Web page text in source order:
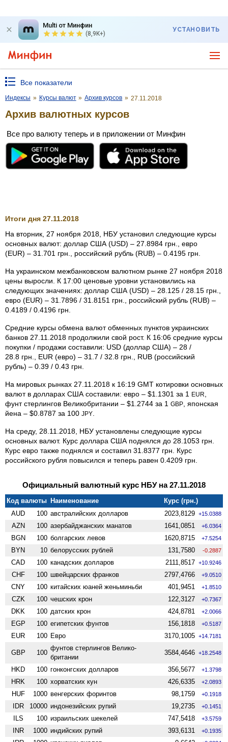
Multi от Минфин
(8,9K+)
УСТАНОВИТЬ
Все показатели
Индексы » Курсы валют » Архив курсов » 27.11.2018
Архив валютных курсов
Все про валюту теперь и в приложении от Минфин
Итоги дня 27.11.2018
На вторник, 27 ноября 2018, НБУ установил следующие курсы
основных валют: доллар США (USD) – 27.8984 грн., евро
(EUR) – 31.701 грн., российский рубль (RUB) – 0.4195 грн.
На украинском межбанковском валютном рынке 27 ноября 2018
цены выросли. К 17:00 ценовые уровни установились на
следующих значениях: доллар США (USD) – 28.125 / 28.15 грн.,
евро (EUR) – 31.7896 / 31.8151 грн., российский рубль (RUB) –
0.4189 / 0.4196 грн.
Средние курсы обмена валют обменных пунктов украинских
банков 27.11.2018 продолжили свой рост. К 16:06 средние курсы
покупки / продажи составили: USD (доллар США) – 28 /
28.8 грн., EUR (евро) – 31.7 / 32.8 грн., RUB (российский
рубль) – 0.39 / 0.43 грн.
На мировых рынках 27.11.2018 к 16:19 GMT котировки основных
валют в долларах США составили: евро – $1.1301 за 1 EUR
фунт стерлингов Великобритании – $1.2744 за 1 GBP , японская
йена – $0.8787 за 100 JPY
На среду, 28.11.2018, НБУ установлены следующие курсы
основных валют. Курс доллара США поднялся до 28.1053 грн.
Курс евро также поднялся и составил 31.8377 грн. Курс
российского рубля повысился и теперь равен 0.4209 грн.
Официальный валютный курс НБУ на 27.11.2018
Код валюты Наименование
Курс (грн.)
AUD
100 австралийских долларов 2023,8129 +15.0388
AZN 100 азербайджанских манатов 1641,0851 +6.0364
BGN 100 болгарских левов 1620,8715 +7.5254
BYN 10 белорусских рублей 131,7580 -0.2887
CAD 100 канадских долларов 2111,8517 +10.9246
CHF 100 швейцарских франков 2797,4766 +9.0510
CNY 100 китайских юаней женьминьби 401,9451 +1.8510
CZK 100 чешских крон 122,3127 +0.7367
DKK 100 датских крон 424,8781 +2.0066
EGP 100 египетских фунтов 156,1818 +0.5187
EUR 100 Евро 3170,1005 +14.7181
GBP 100
фунтов стерлингов Велико­
британии
3584,4646 +18.2548
HKD 100 гонконгских долларов 356,5677 +1.3798
HRK 100 хорватских кун 426,6335 +2.0893
HUF 1000 венгерских форинтов 98,1759 +0.1918
IDR 10000 индонезийских рупий 19,2735 +0.1451
ILS 100 израильских шекелей 747,5418 +3.5759
INR 1000 индийских рупий 393,6131 +0.1935